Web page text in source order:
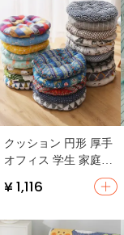
クッション 円形 厚手
オフィス 学生 家庭用
¥ 1,116